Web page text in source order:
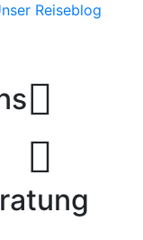
Reiseblog